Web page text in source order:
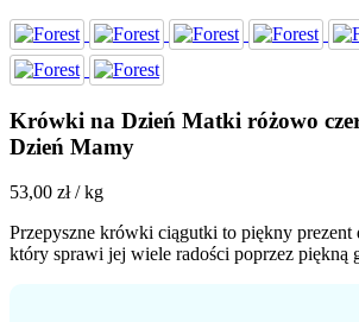
Krówki na Dzień Matki różowo
Dzień Mamy
53,00 zł / kg
Przepyszne krówki ciągutki to piękny
który sprawi jej wiele radości poprzez piękną